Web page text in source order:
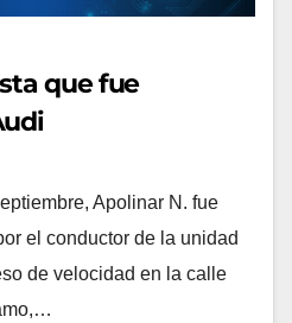
que fue
Apolinar N. fue
el conductor de la unidad
de velocidad en la calle